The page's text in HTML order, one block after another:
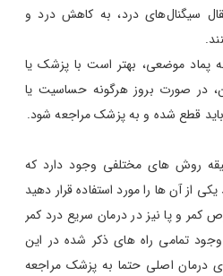
سیگنال‌های درد، به کاهش درد و
پماد موضعی، بهتر است با پزشک یا
در صورت بروز هرگونه حساسیت یا
باید قطع شده و به پزشک مراجعه شود.
کمر درد در 5 دقیقه روش های مختلفی وجود دارد که
از آن ها را مورد استفاده قرار دهید
کمر و پا نیز در درمان سریع درد کمر
تمامی راه های ذکر شده در این
درمان اصلی حتما به پزشک مراجعه